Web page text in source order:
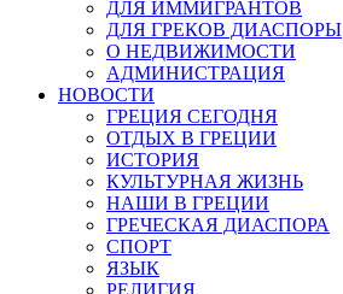
ДЛЯ ИММИГРАНТОВ
ДЛЯ ГРЕКОВ ДИАСПОРЫ
О НЕДВИЖИМОСТИ
АДМИНИСТРАЦИЯ
НОВОСТИ
ГРЕЦИЯ СЕГОДНЯ
ОТДЫХ В ГРЕЦИИ
ИСТОРИЯ
КУЛЬТУРНАЯ ЖИЗНЬ
НАШИ В ГРЕЦИИ
ГРЕЧЕСКАЯ ДИАСПОРА
СПОРТ
ЯЗЫК
РЕЛИГИЯ